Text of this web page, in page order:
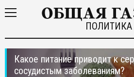
ПОЛИТИКА
Какое питание приводит к
сосудистым заболеваниям?